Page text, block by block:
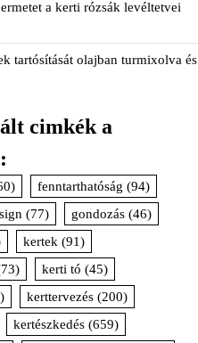
a kerti rózsák levéltetvei
tartósítását olajban turmixolva és
cimkék a
fenntarthatóság (94)
(77) gondozás (46)
kertek (91)
kerti tó (45)
kerttervezés (200)
kertészkedés (659)